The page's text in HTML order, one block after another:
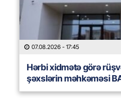
07.08.2026 - 17:45
Hərbi xidmətə görə
şəxslərin məhkəməsi